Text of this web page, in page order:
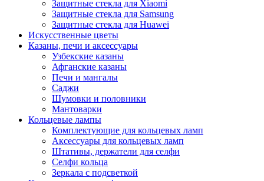
Защитные стекла для Xiaomi
Защитные стекла для Samsung
Защитные стекла для Huawei
Искусственные цветы
Казаны, печи и аксессуары
Узбекские казаны
Афганские казаны
Печи и мангалы
Саджи
Шумовки и половники
Мантоварки
Кольцевые лампы
Комплектующие для кольцевых ламп
Аксессуары для кольцевых ламп
Штативы, держатели для селфи
Селфи кольца
Зеркала с подсветкой